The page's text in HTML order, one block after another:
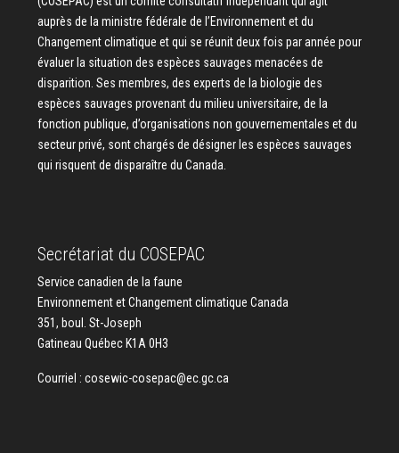
auprès de la ministre fédérale de l’Environnement et du
Changement climatique et qui se réunit deux fois par année pour
évaluer la situation des espèces sauvages menacées de
disparition. Ses membres, des experts de la biologie des
espèces sauvages provenant du milieu universitaire, de la
fonction publique, d’organisations non gouvernementales et du
secteur privé, sont chargés de désigner les espèces sauvages
qui risquent de disparaître du Canada.
Secrétariat du COSEPAC
Service canadien de la faune
Environnement et Changement climatique Canada
351, boul. St-Joseph
Gatineau Québec K1A 0H3
Courriel : cosewic-cosepac@ec.gc.ca